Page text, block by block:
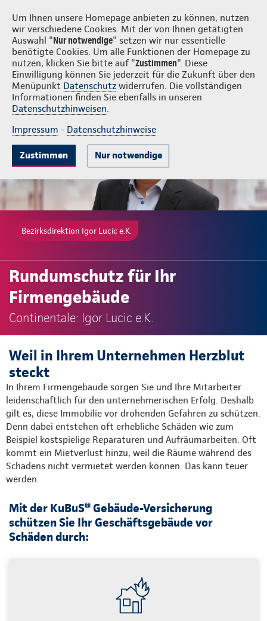
Um Ihnen unsere Homepage anbieten zu können, nutzen
wir verschiedene Cookies. Mit der von Ihnen getätigten
Auswahl "Nur notwendige" setzen wir nur essentielle
benötigte Cookies. Um alle Funktionen der Homepage zu
nutzen, klicken Sie bitte auf "Zustimmen". Diese
Einwilligung können Sie jederzeit für die Zukunft über den
Menüpunkt Datenschutz widerrufen. Die vollständigen
Informationen finden Sie ebenfalls in unseren
Datenschutzhinweisen.
Impressum - Datenschutzhinweise
Zustimmen Nur notwendige
Igor Lucic e.K. Login
Gute Gründe Tarife & Leistungen Wissenswertes Beratung &
Bezirksdirektion Igor Lucic e.K.
Rundumschutz für Ihr
Firmengebäude
Continentale: Igor Lucic e.K.
Weil in Ihrem Unternehmen Herzblut
steckt
In Ihrem Firmengebäude sorgen Sie und Ihre Mitarbeiter
leidenschaftlich für den unternehmerischen Erfolg. Deshalb
gilt es, diese Immobilie vor drohenden Gefahren zu schützen.
Denn dabei entstehen oft erhebliche Schäden wie zum
Beispiel kostspielige Reparaturen und Aufräumarbeiten. Oft
kommt ein Mietverlust hinzu, weil die Räume während des
Schadens nicht vermietet werden können. Das kann teuer
werden.
Mit der KuBuS® Gebäude-Versicherung
schützen Sie Ihr Geschäftsgebäude vor
Schäden durch: